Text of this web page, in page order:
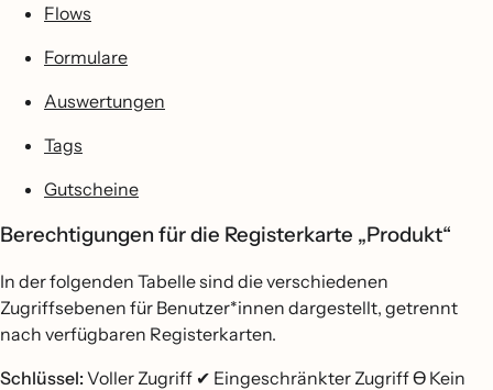
Flows
Formulare
Auswertungen
Tags
Gutscheine
Berechtigungen für die Registerkarte „Produkt“
In der folgenden Tabelle sind die verschiedenen
Zugriffsebenen für Benutzer*innen dargestellt, getrennt
nach verfügbaren Registerkarten.
Schlüssel:Voller Zugriff ✔ Eingeschränkter ZugriffƟ Kein